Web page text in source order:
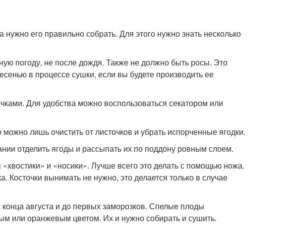
его правильно собрать. Для этого нужно знать несколько
погоду, не после дождя. Также не должно быть росы. Это
в процессе сушки, если вы будете производить ее
Для удобства можно воспользоваться секатором или
лишь очистить от листочков и убрать испорченные ягодки.
отделить ягоды и рассыпать их по поддону ровным слоем.
и «носики». Лучше всего это делать с помощью ножа.
Косточки вынимать не нужно, это делается только в случае
августа и до первых заморозков. Спелые плоды
или оранжевым цветом. Их и нужно собирать и сушить.